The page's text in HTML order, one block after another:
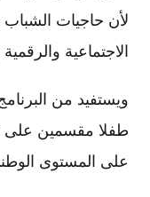
لأن حاجيات
الاجتماعية والرقمية
على المستوى